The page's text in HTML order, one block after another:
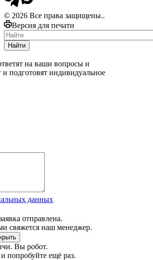
© 2026 Все права защищены..
Версия для печати
Найти
на ваши вопросы и
и подготовят индивидуальное
данных
отправлена.
свяжется наш менеджер.
Вы робот.
попробуйте ещё раз.